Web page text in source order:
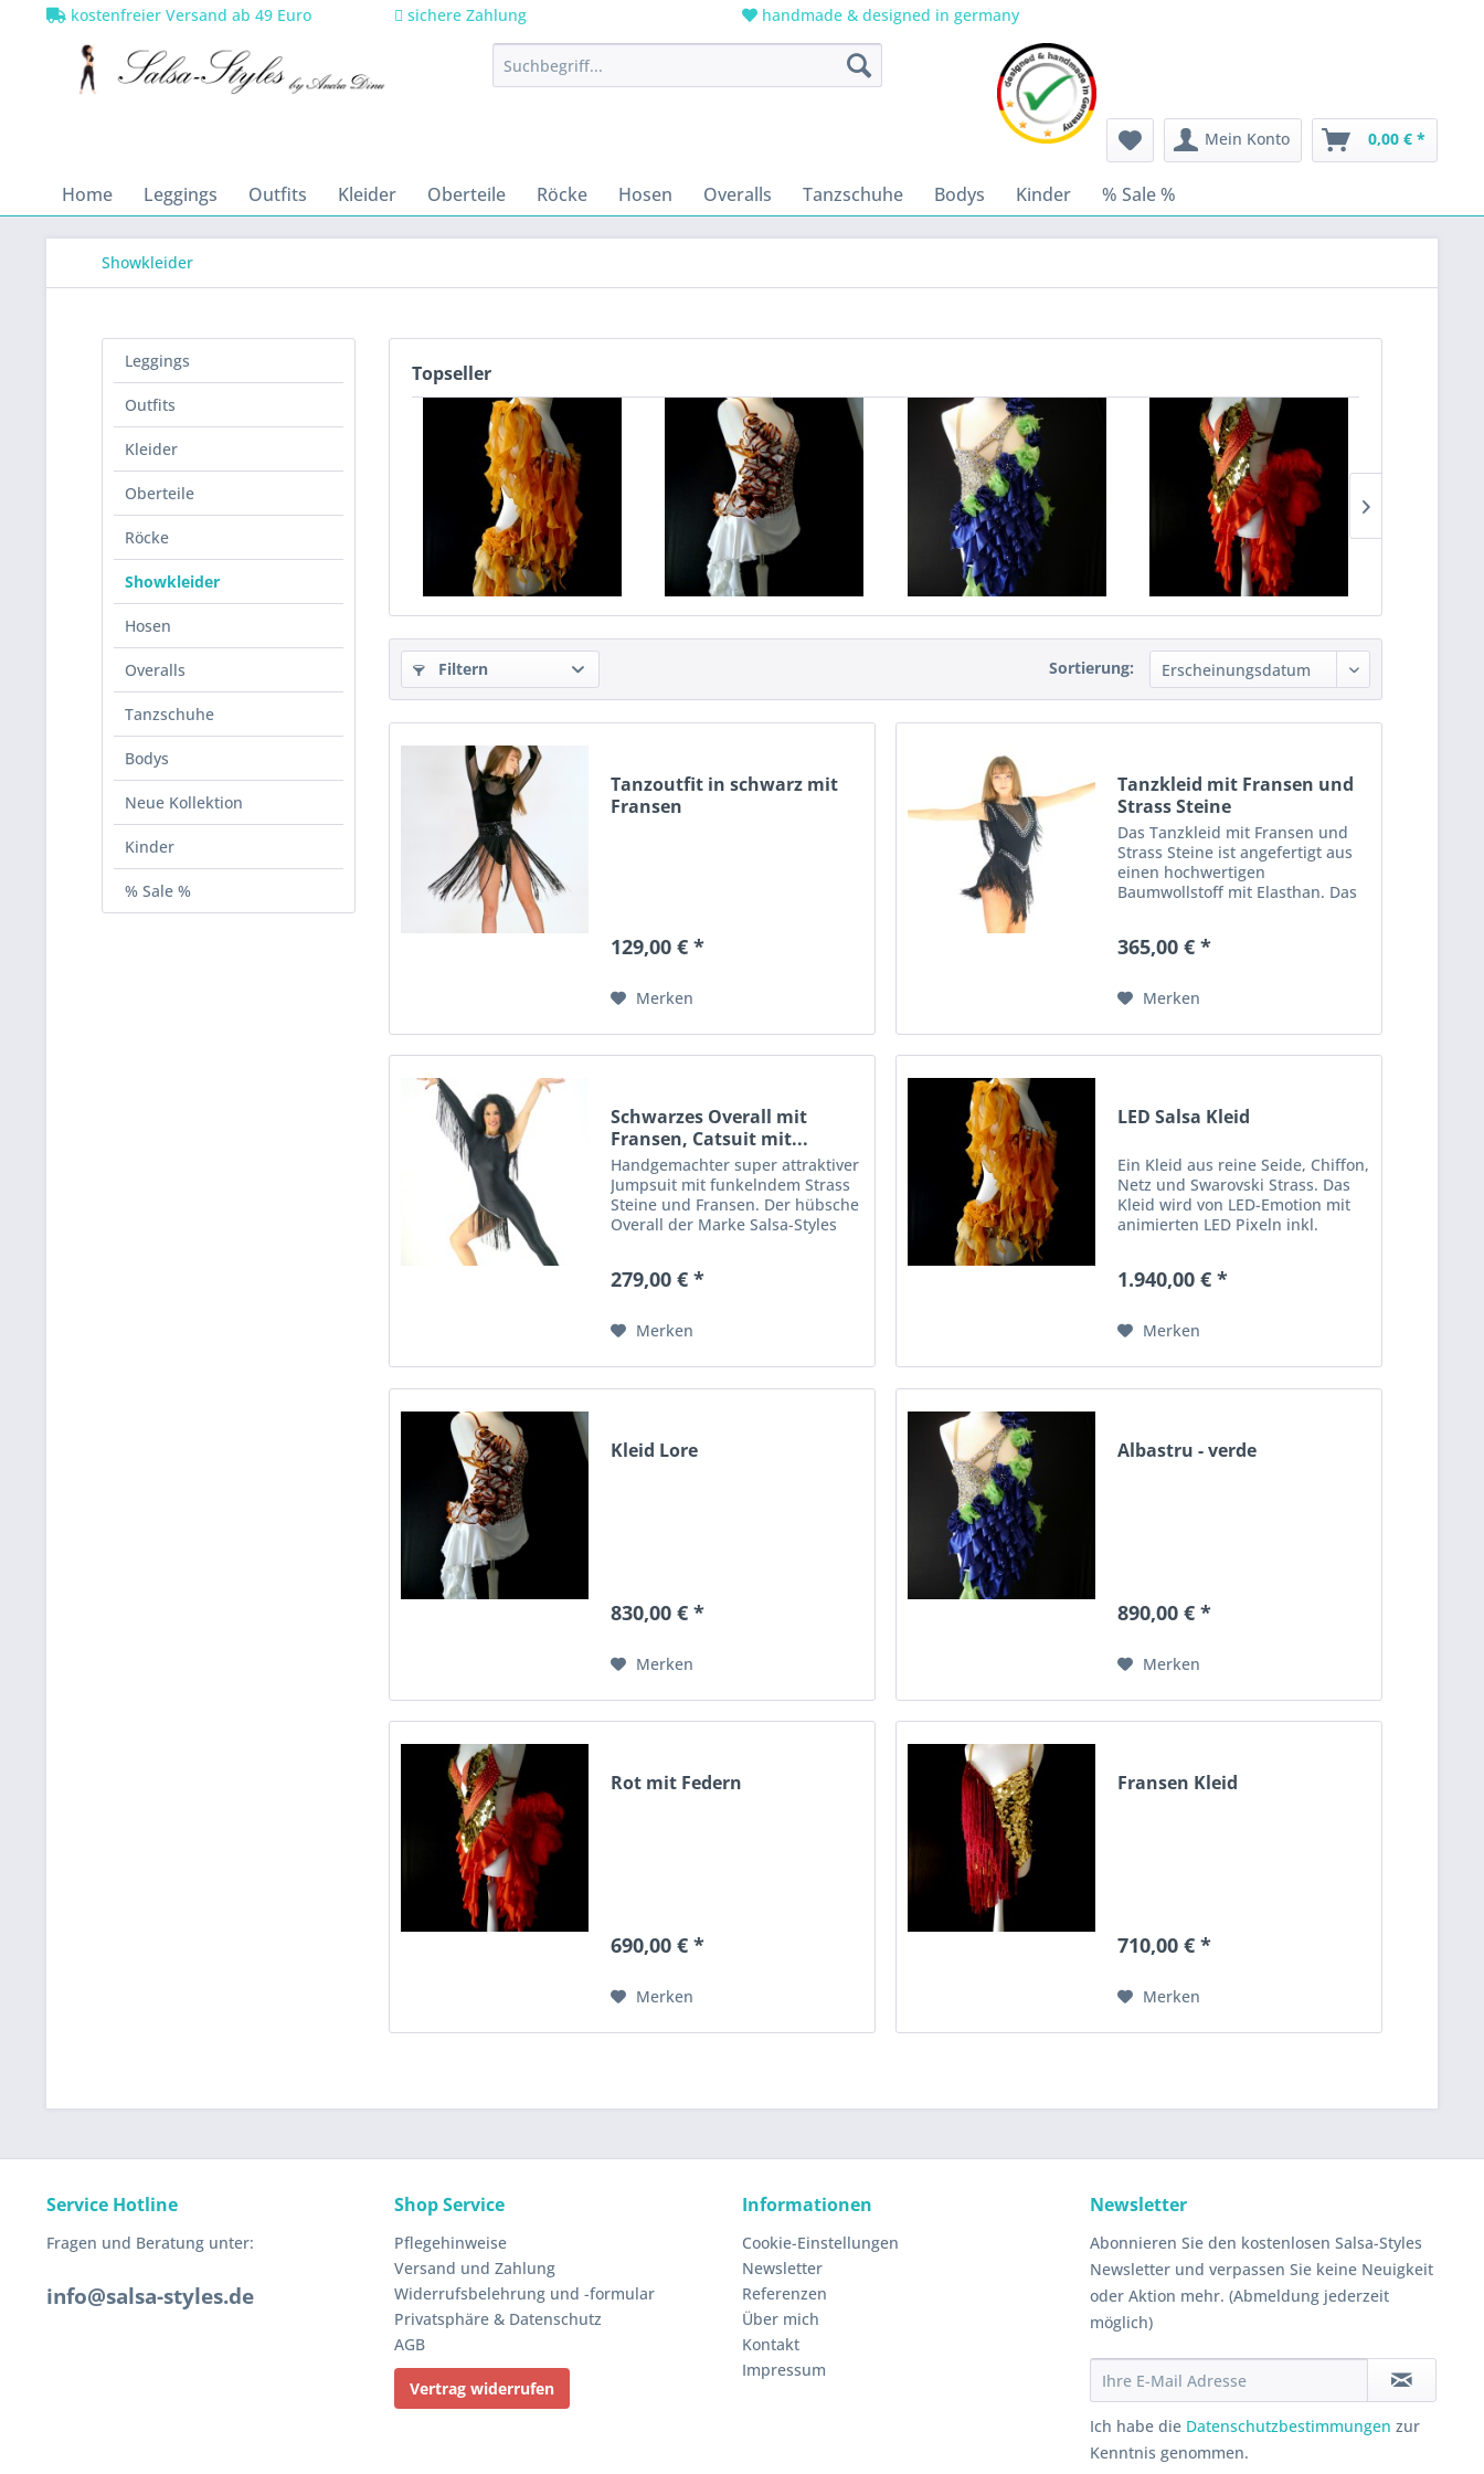
kostenfreier Versand ab 49 Euro sichere Zahlung handmade & designed in germany
Mein Konto 0,00 € *
Home Leggings Outfits Kleider Oberteile Röcke Hosen Overalls Tanzschuhe Bodys Kinder % Sale %
Showkleider
Leggings
Outfits
Kleider
Oberteile
Röcke
Showkleider
Hosen
Overalls
Tanzschuhe
Bodys
Neue Kollektion
Kinder
% Sale %
Topseller
Filtern Sortierung:
Tanzoutfit in schwarz mit
Fransen
129,00 € *
Merken
Tanzkleid mit Fransen und
Strass Steine
Das Tanzkleid mit Fransen und
Strass Steine ist angefertigt aus
einen hochwertigen
Baumwollstoff mit Elasthan. Das
Netzstoff und sieht
Shows und...
365,00 € *
Merken
Schwarzes Overall mit
Fransen, Catsuit mit...
Handgemachter super attraktiver
Jumpsuit mit funkelndem Strass
Steine und Fransen. Der hübsche
Overall der Marke Salsa-Styles
geschnitten und sorgt so für eine
279,00 € *
Merken
LED Salsa Kleid
Ein Kleid aus reine Seide, Chiffon,
Netz und Swarovski Strass. Das
Kleid wird von LED-Emotion mit
animierten LED Pixeln inkl.
Funktion können erfüllt werden.
1.940,00 € *
Merken
Kleid Lore
830,00 € *
Merken
Albastru - verde
890,00 € *
Merken
Rot mit Federn
690,00 € *
Merken
Fransen Kleid
710,00 € *
Merken
Service Hotline
Fragen und Beratung unter:
info@salsa-styles.de
Shop Service
Pflegehinweise
Versand und Zahlung
Widerrufsbelehrung und -formular
Privatsphäre & Datenschutz
AGB
Vertrag widerrufen
Informationen
Cookie-Einstellungen
Newsletter
Referenzen
Über mich
Kontakt
Impressum
Newsletter
Abonnieren Sie den kostenlosen Salsa-Styles
Newsletter und verpassen Sie keine Neuigkeit
oder Aktion mehr. (Abmeldung jederzeit
möglich)
Ich habe die Datenschutzbestimmungen zur
Kenntnis genommen.